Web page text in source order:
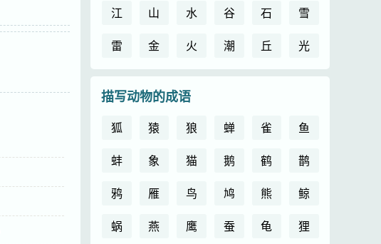
江
山 水 谷 石
雪
雷
金 火 潮 丘 光
描写动物的成语
狐 猿 狼 蝉 雀
鱼
蚌
象 猫 鹅 鹤
鹊
鸦
雁 鸟 鸠 熊
鲸
蜗
燕 鹰 蚕 龟 狸